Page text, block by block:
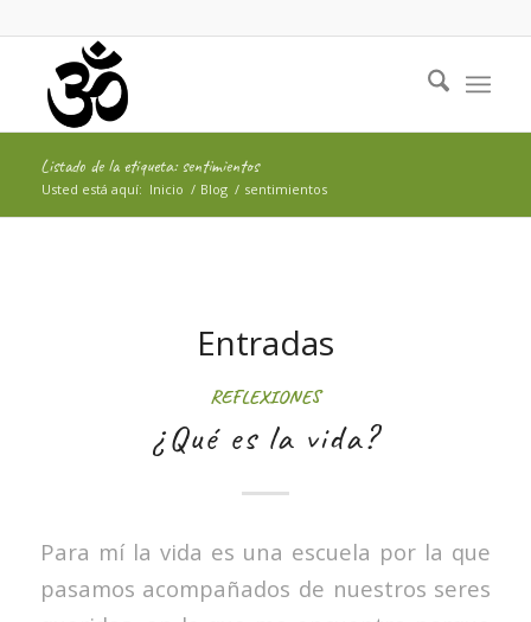
Listado de la etiqueta: sentimientos
Usted está aquí: Inicio / Blog / sentimientos
Entradas
REFLEXIONES
¿Qué es la vida?
Para mí la vida es una escuela por la que
pasamos acompañados de nuestros seres